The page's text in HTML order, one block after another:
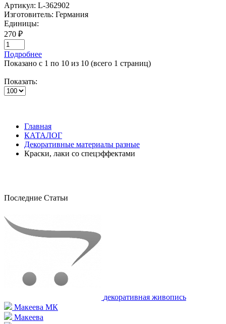
Артикул: L-362902
Изготовитель: Германия
Единицы:
270 ₽
Подробнее
Показано с 1 по 10 из 10 (всего 1 страниц)
Показать:
Главная
КАТАЛОГ
Декоративные материалы разные
Краски, лаки со спецэффектами
Последние Статьи
декоративная живопись
Макеева МК
Макеева